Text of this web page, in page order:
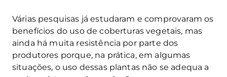
Várias pesquisas já estudaram e comprovaram os
benefícios do uso de coberturas vegetais, mas
ainda há muita resistência por parte dos
produtores porque, na prática, em algumas
situações, o uso dessas plantas não se adequa a